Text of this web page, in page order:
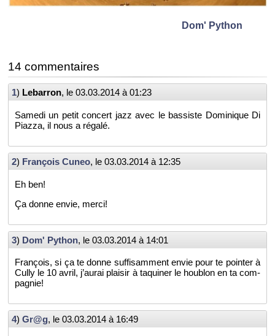
Dom' Py­thon
14 com­men­taires
1) Le­bar­ron, le 03.03.2014 à 01:23
Sa­medi un petit concert jazz avec le bas­siste Do­mi­nique Di
Piazza, il nous a ré­galé.
2) Fran­çois Cuneo, le 03.03.2014 à 12:35
Eh ben!
Ça donne envie, merci!
3) Dom' Py­thon, le 03.03.2014 à 14:01
Fran­çois, si ça te donne suf­fi­sam­ment envie pour te poin­ter à
Cully le 10 avril, j’au­rai plai­sir à ta­qui­ner le hou­blon en ta com­
pa­gnie!
4) Gr@g, le 03.03.2014 à 16:49